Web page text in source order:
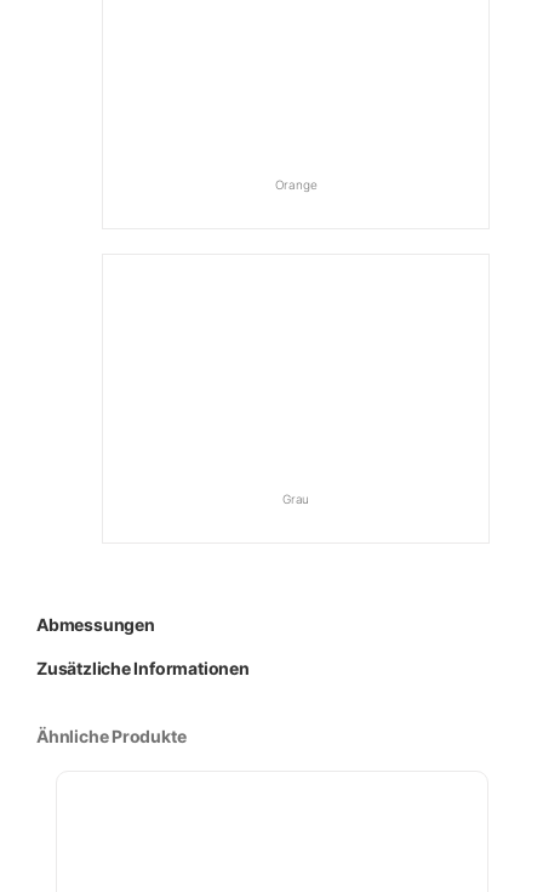
Orange
Grau
Abmessungen
Zusätzliche Informationen
Ähnliche Produkte